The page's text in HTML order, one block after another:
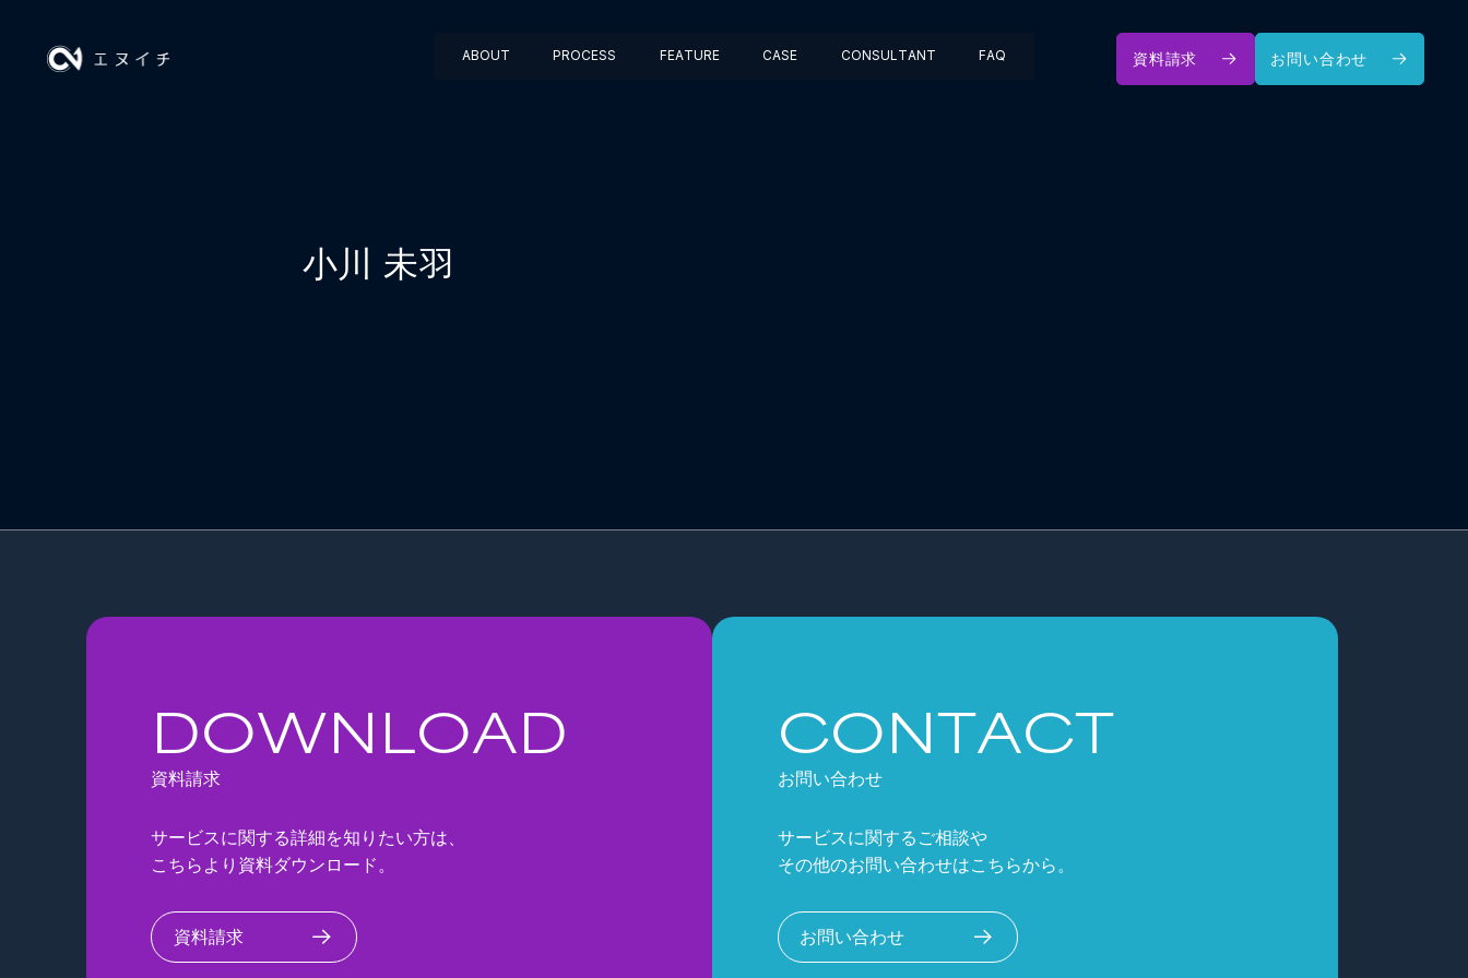
資料請求 お問い合わせ
ABOUT PROCESS FEATURE CASE CONSULTANT FAQ
小川 未羽
DOWNLOAD
資料請求
サービスに関する詳細を知りたい方は、
こちらより資料ダウンロード。
資料請求
CONTACT
お問い合わせ
サービスに関するご相談や
その他のお問い合わせはこちらから。
お問い合わせ